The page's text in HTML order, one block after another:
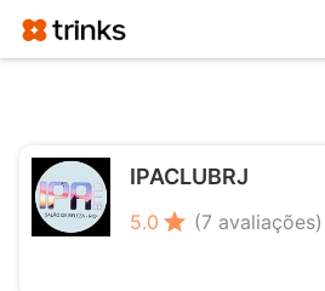
IPACLUBRJ
5.0 star (7 avaliações)